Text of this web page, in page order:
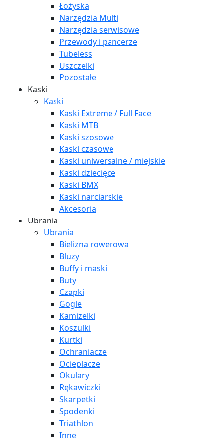
Łożyska
Narzędzia Multi
Narzędzia serwisowe
Przewody i pancerze
Tubeless
Uszczelki
Pozostałe
Kaski
Kaski
Kaski Extreme / Full Face
Kaski MTB
Kaski szosowe
Kaski czasowe
Kaski uniwersalne / miejskie
Kaski dziecięce
Kaski BMX
Kaski narciarskie
Akcesoria
Ubrania
Ubrania
Bielizna rowerowa
Bluzy
Buffy i maski
Buty
Czapki
Gogle
Kamizelki
Koszulki
Kurtki
Ochraniacze
Ocieplacze
Okulary
Rękawiczki
Skarpetki
Spodenki
Triathlon
Inne